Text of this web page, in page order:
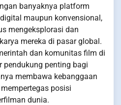
banyaknya platform
maupun konvensional,
mengeksplorasi dan
mereka di pasar global.
dan komunitas film di
pendukung penting bagi
membawa kebanggaan
posisi
dunia.